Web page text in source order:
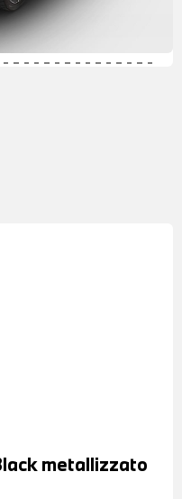
metallizzato